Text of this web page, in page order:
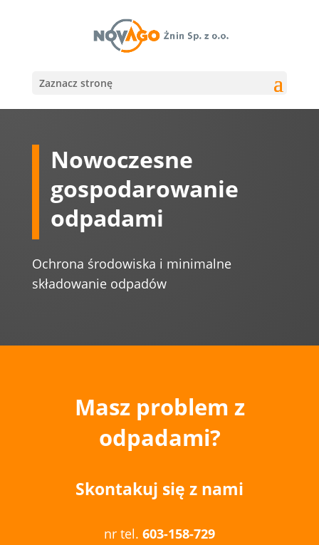
Zaznacz stronę
Nowoczesne
gospodarowanie
odpadami
Ochrona środowiska i minimalne
składowanie odpadów
Masz problem z
odpadami?
Skontakuj się z nami
nr tel. 603-158-729